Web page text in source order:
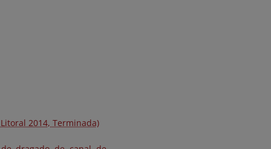
2014, Terminada)